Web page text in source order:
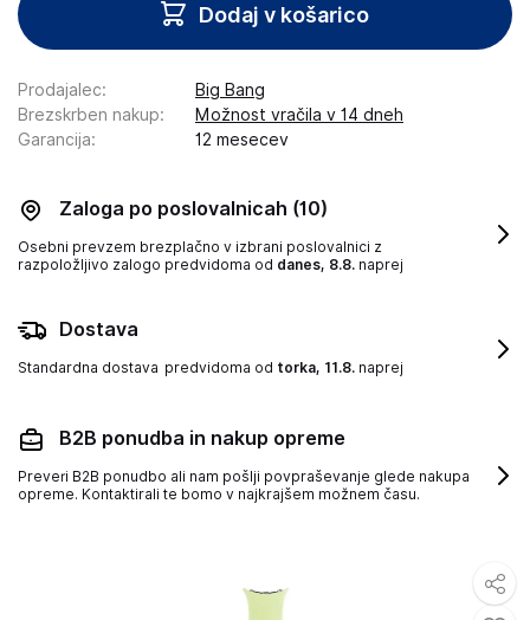
Dodaj v košarico
Prodajalec:
Big Bang
Brezskrben nakup:
Možnost vračila v 14 dneh
Garancija: 12 mesecev
Zaloga po poslovalnicah (10)
Osebni prevzem brezplačno v izbrani poslovalnici z
razpoložljivo zalogo predvidoma od danes, 8.8. naprej
Dostava
Standardna dostava predvidoma od torka, 11.8. naprej
B2B ponudba in nakup opreme
Preveri B2B ponudbo ali nam pošlji povpraševanje glede nakupa
opreme. Kontaktirali te bomo v najkrajšem možnem času.